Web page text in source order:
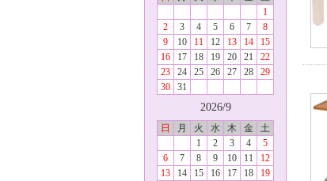
1
2
3 4 5 6 7
8
9
10 11 12 13 14
15
16
17 18 19 20 21
22
23
24 25 26 27 28
29
30
31
2026/9
日 月 火 水 木 金
土
1
2 3 4
5
6
7 8 9 10 11
12
13
14 15 16 17 18
19